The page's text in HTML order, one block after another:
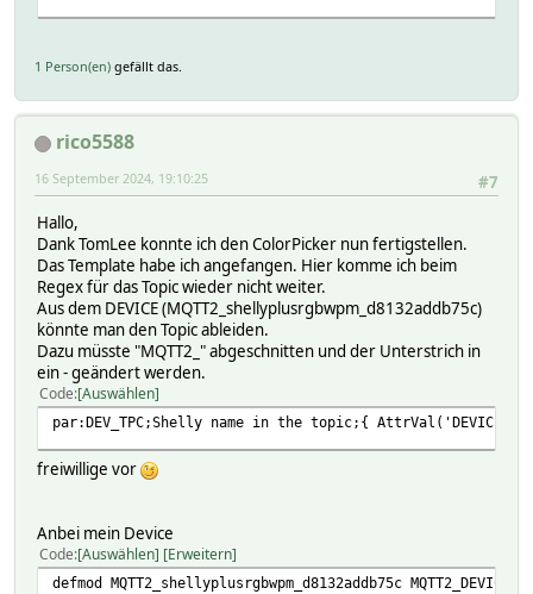
1 Person(en) gefällt das.
rico5588
#7
16 September 2024, 19:10:25
Hallo,
Dank TomLee konnte ich den ColorPicker nun fertigstellen.
Das Template habe ich angefangen. Hier komme ich beim
Regex für das Topic wieder nicht weiter.
Aus dem DEVICE (MQTT2_shellyplusrgbwpm_d8132addb75c)
könnte man den Topic ableiden.
Dazu müsste "MQTT2_" abgeschnitten und der Unterstrich in
ein - geändert werden.
Code Auswählen
par:DEV_TPC;Shelly name in the topic;{
freiwillige vor
Anbei mein Device
Code Auswählen Erweitern
defmod MQTT2_shellyplusrgbwpm_d8132addb75c MQTT2_DEVICE